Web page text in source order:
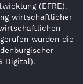
(EFRE).
wirtschaftlicher
wurden die
Digital).